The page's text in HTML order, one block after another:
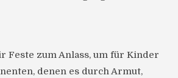
Feste zum Anlass, um für Kinder
denen es durch Armut,